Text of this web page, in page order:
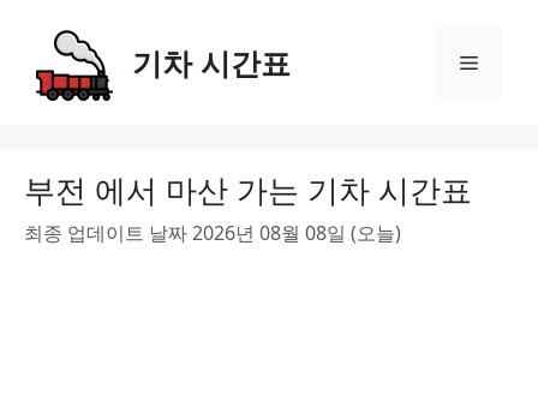
content
기차 시간표 Menu
부전 에서 마산 가는 기차 시간표
최종 업데이트 날짜 2026년 08월 08일 (오늘)